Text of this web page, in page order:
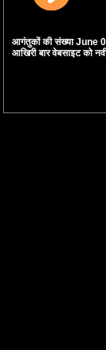
आगंतुकों की संख्या June
आखिरी बार वेबसाइट को